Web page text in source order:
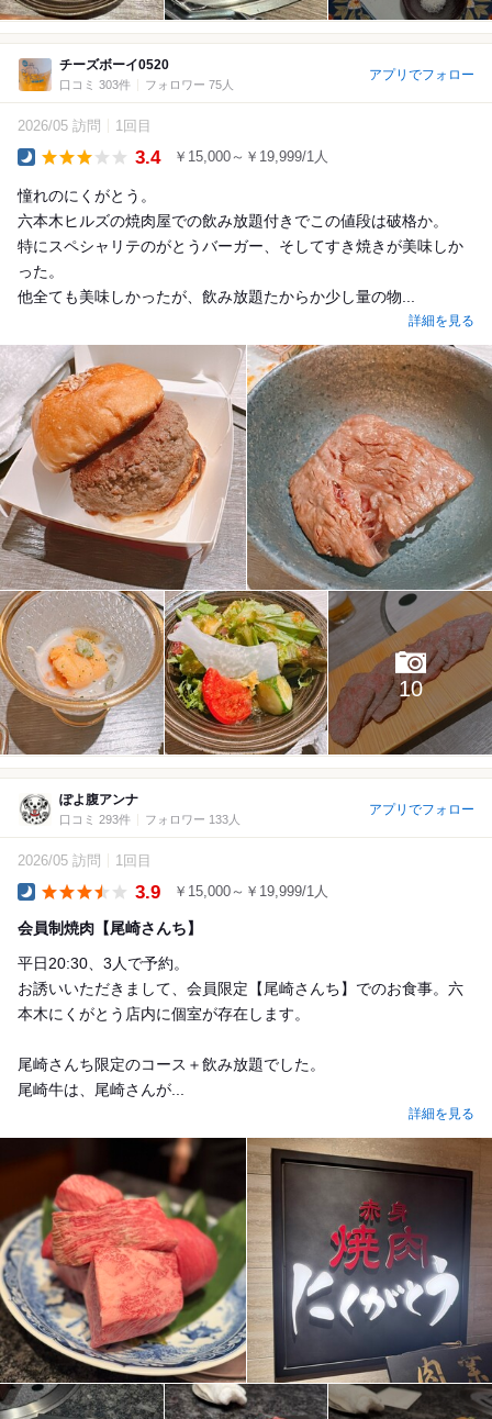
チーズボーイ0520
口コミ 303件 フォロワー 75人
アプリでフォロー
2026/05 訪問 1回目
3.4 ￥15,000～￥19,999/1人
憧れのにくがとう。
六本木ヒルズの焼肉屋での飲み放題付きでこの値段は破格か。
特にスペシャリテのがとうバーガー、そしてすき焼きが美味しか
った。
他全ても美味しかったが、飲み放題たからか少し量の物...
詳細を見る
10
ぽよ腹アンナ
口コミ 293件 フォロワー 133人
アプリでフォロー
2026/05 訪問 1回目
3.9 ￥15,000～￥19,999/1人
会員制焼肉【尾崎さんち】
平日20:30、3人で予約。
お誘いいただきまして、会員限定【尾崎さんち】でのお食事。六
本木にくがとう店内に個室が存在します。
尾崎さんち限定のコース＋飲み放題でした。
尾崎牛は、尾崎さんが...
詳細を見る